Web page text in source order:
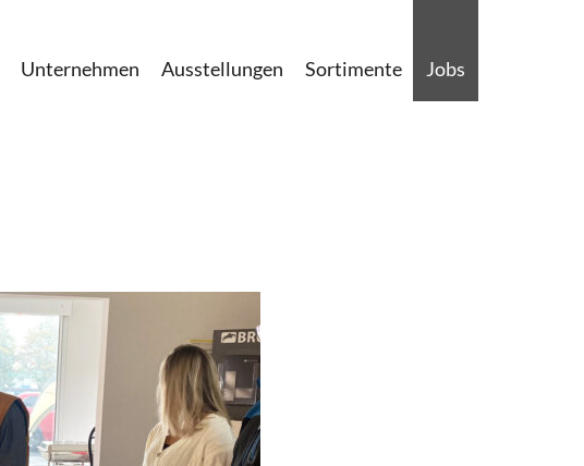
Unternehmen Ausstellungen Sortimente Jobs